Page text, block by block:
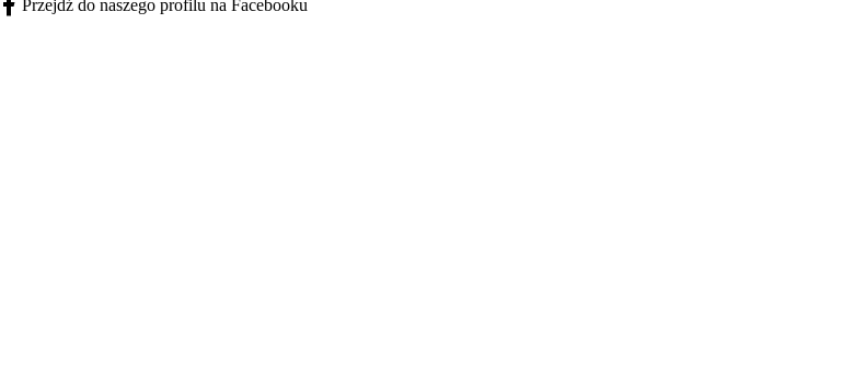
Facebook - otwiera się w nowej karcie
Przejdź do naszego profilu na Facebooku